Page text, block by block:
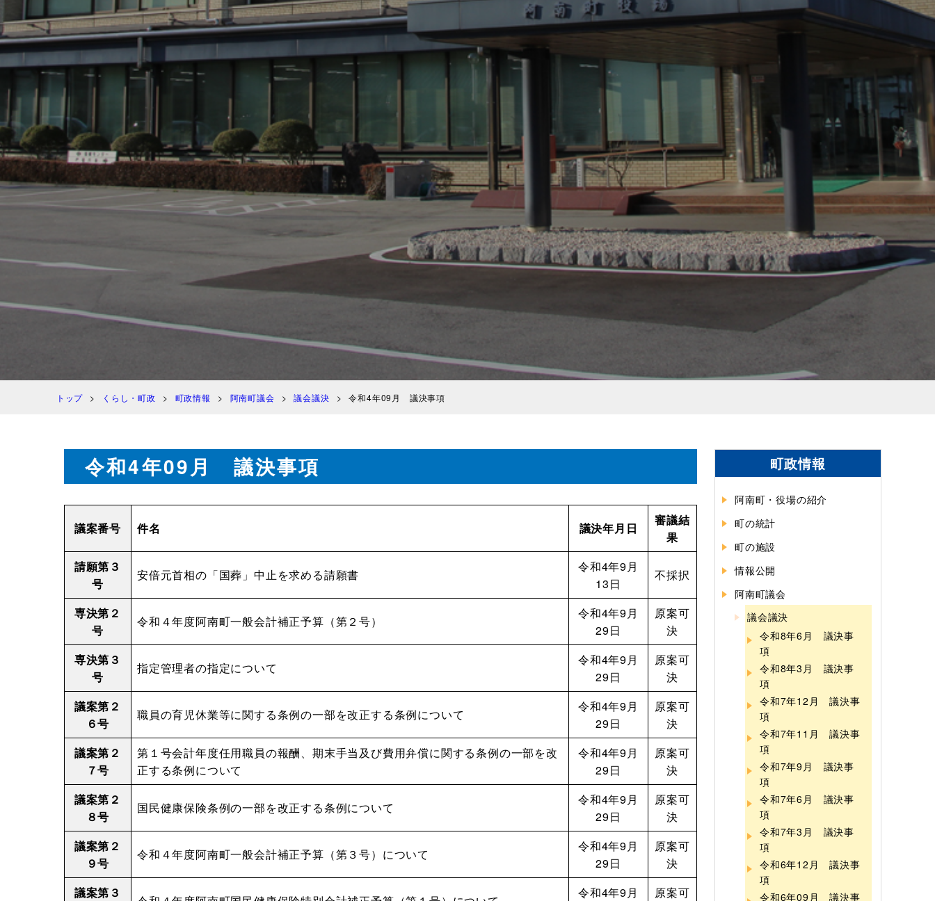
トップ くらし・町政 町政情報 阿南町議会 議会議決 令和4年09月 議決事項
令和4年09月 議決事項
議案番号 件名 議決年月日
審議結
果
請願第３
号
安倍元首相の「国葬」中止を求める請願書
令和4年9月
13日
不採択
専決第２
号
令和４年度阿南町一般会計補正予算（第２号）
令和4年9月
29日
原案可
決
専決第３
号
指定管理者の指定について
令和4年9月
29日
原案可
決
議案第２
６号
職員の育児休業等に関する条例の一部を改正する条例について
令和4年9月
29日
原案可
決
議案第２
７号
第１号会計年度任用職員の報酬、期末手当及び費用弁償に関する条例の一部を改
正する条例について
令和4年9月
29日
原案可
決
議案第２
８号
国民健康保険条例の一部を改正する条例について
令和4年9月
29日
原案可
決
議案第２
９号
令和４年度阿南町一般会計補正予算（第３号）について
令和4年9月
29日
原案可
決
議案第３
令和4年9月
原案可
町政情報
阿南町・役場の紹介
町の統計
町の施設
情報公開
阿南町議会
議会議決
令和8年6月 議決事
項
令和8年3月 議決事
項
令和7年12月 議決事
項
令和7年11月 議決事
項
令和7年9月 議決事
項
令和7年6月 議決事
項
令和7年3月 議決事
項
令和6年12月 議決事
項
令和6年09月 議決事